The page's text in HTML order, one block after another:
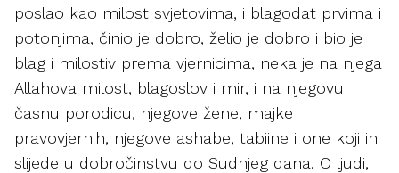
poslao kao milost svjetovima, i blagodat prvima i
potonjima, činio je dobro, želio je dobro i bio je
blag i milostiv prema vjernicima, neka je na njega
Allahova milost, blagoslov i mir, i na njegovu
časnu porodicu, njegove žene, majke
pravovjernih, njegove ashabe, tabiine i one koji ih
slijede u dobročinstvu do Sudnjeg dana. O ljudi,